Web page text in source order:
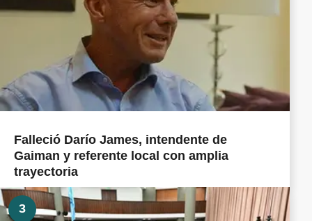
Falleció Darío James, intendente de
Gaiman y referente local con amplia
trayectoria
3